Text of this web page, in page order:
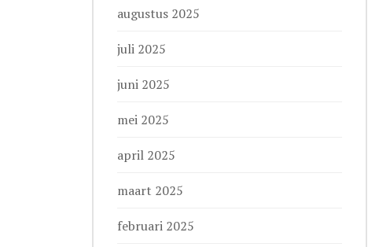
augustus 2025
juli 2025
juni 2025
mei 2025
april 2025
maart 2025
februari 2025